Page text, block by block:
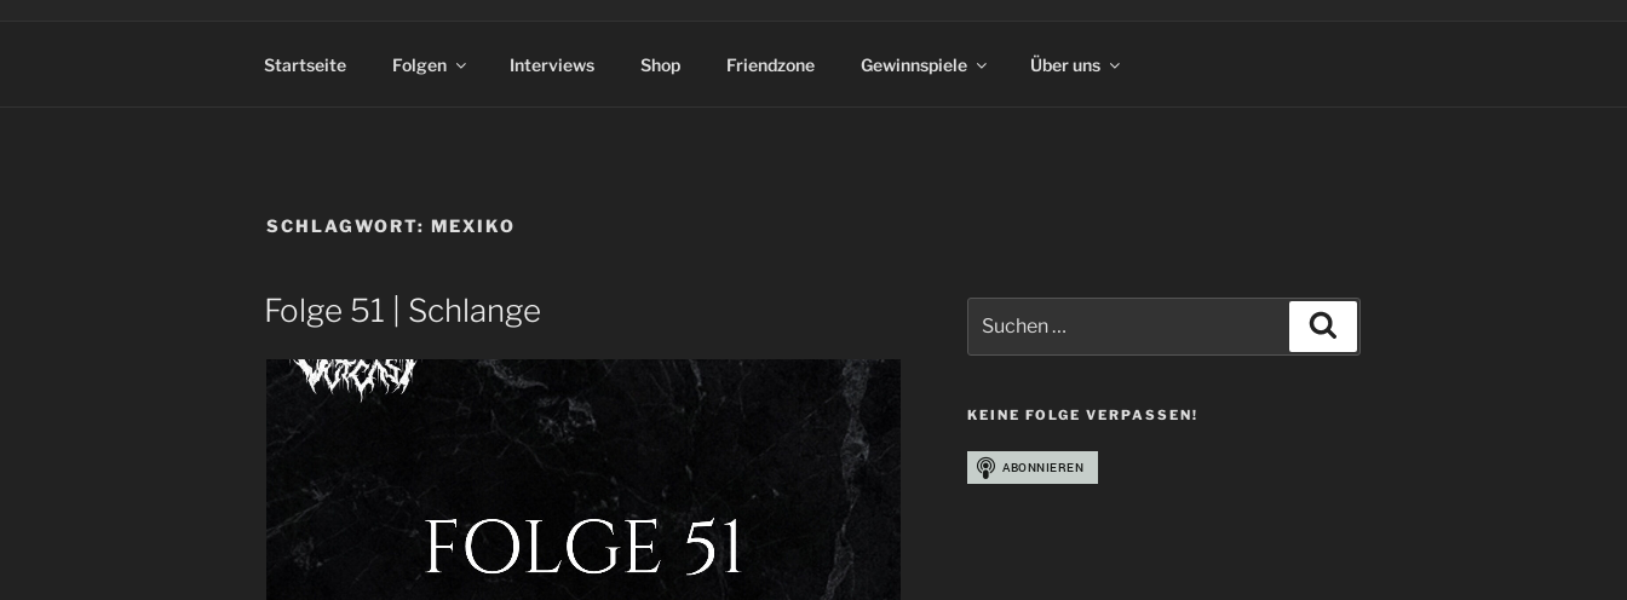
Startseite Folgen Interviews Shop Friendzone Gewinnspiele Über uns
SCHLAGWORT: MEXIKO
Folge 51 | Schlange
nach:
KEINE FOLGE VERPASSEN!